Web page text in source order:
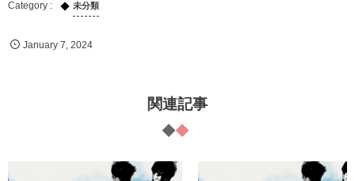
未分類
January 7 ,2024
関連記事